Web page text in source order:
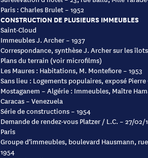
Paris : Charles Brulet – 1952
CONSTRUCTION DE PLUSIEURS IMMEUBLES
Saint-Cloud
Immeubles J. Archer – 1937
Correspondance, synthèse J. Archer sur les
Plans du terrain (voir microfilms)
Les Maures : Habitations, M. Montefiore – 1953
Sans lieu : Logements populaires, exposé
Mostaganem – Algérie : Immeubles, Maître
Caracas – Venezuela
Série de constructions – 1954
Demande de rendez-vous Platzer / L.C. – 27/02/
Paris
Groupe d’immeubles, boulevard Hausmann,
1954